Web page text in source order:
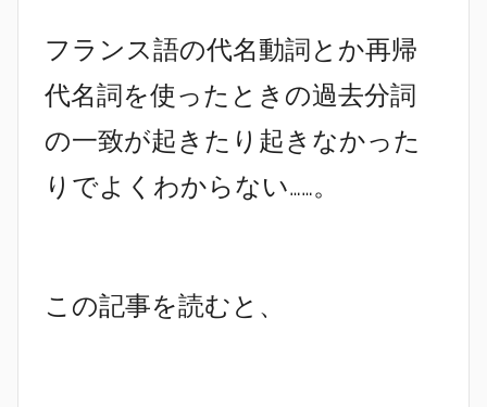
フランス語の代名動詞とか再帰
代名詞を使ったときの過去分詞
の一致が起きたり起きなかった
りでよくわからない……。
この記事を読むと、